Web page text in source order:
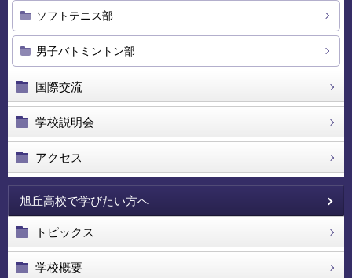
ソフトテニス部
男子バトミントン部
国際交流
学校説明会
アクセス
旭丘高校で学びたい方へ
トピックス
学校概要